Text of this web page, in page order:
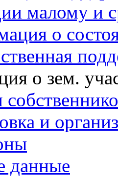
малому и
о
о зем.
и
данные